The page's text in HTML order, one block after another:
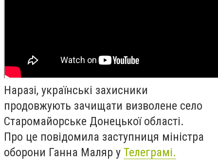
Наразі, українські захисники
продовжують зачищати визволене село
Старомайорське Донецької області.
Про це повідомила заступниця міністра
оборони Ганна Маляр у Телеграмі.